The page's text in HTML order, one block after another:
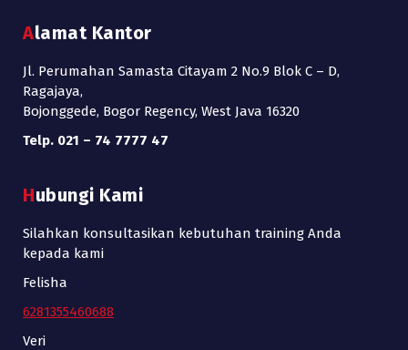
Alamat Kantor
Jl. Perumahan Samasta Citayam 2 No.9 Blok C – D,
Ragajaya,
Bojonggede, Bogor Regency, West Java 16320
Telp. 021 – 74 7777 47
Hubungi Kami
Silahkan konsultasikan kebutuhan training Anda
kepada kami
Felisha
6281355460688
Veri